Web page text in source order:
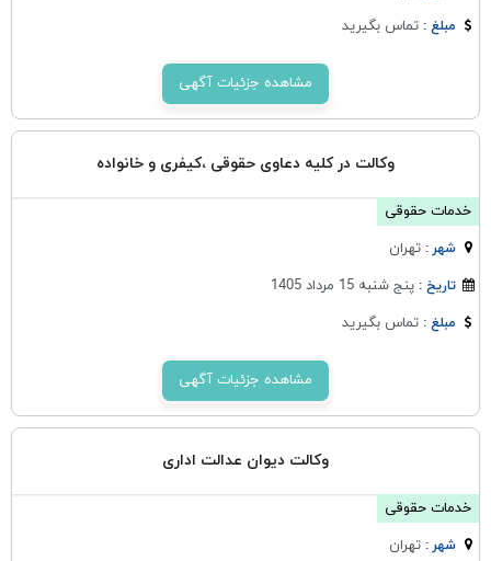
مبلغ :تماس بگیرید
مشاهده جزئیات آگهی
وکالت در کلیه دعاوی حقوقی ،کیفری و خانواده
خدمات حقوقی
شهر :تهران
تاریخ :پنج شنبه 15 مرداد 1405
مبلغ :تماس بگیرید
مشاهده جزئیات آگهی
وکالت دیوان عدالت اداری
خدمات حقوقی
شهر :تهران